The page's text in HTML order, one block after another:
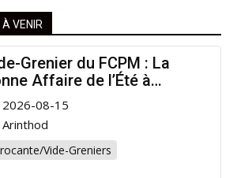
À VENIR
Grenier du FCPM : La
Affaire de l’Été à
!
2026-08-15
Arinthod
Vide-Greniers